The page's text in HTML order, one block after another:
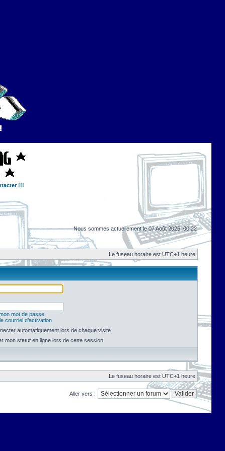
!!!
Nous sommes actuellement le 07 Août 2026, 00:22
Le fuseau horaire est UTC+1 heure
mot de passe
courriel d’activation
automatiquement lors de chaque visite
mon statut en ligne lors de cette session
Le fuseau horaire est UTC+1 heure
Aller vers :